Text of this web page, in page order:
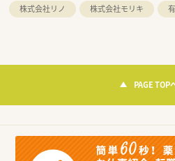
株式会社リノ
株式会社モリキ
PAGE TOP